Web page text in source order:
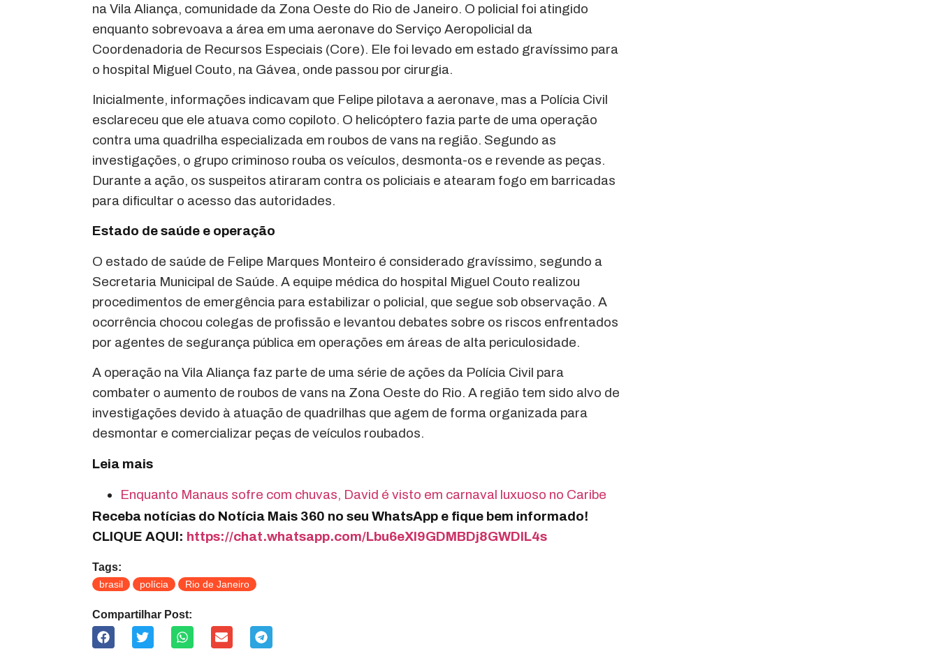
na Vila Aliança, comunidade da Zona Oeste do Rio de Janeiro. O policial foi atingido
enquanto sobrevoava a área em uma aeronave do Serviço Aeropolicial da
Coordenadoria de Recursos Especiais (Core). Ele foi levado em estado gravíssimo para
o hospital Miguel Couto, na Gávea, onde passou por cirurgia.
Inicialmente, informações indicavam que Felipe pilotava a aeronave, mas a Polícia Civil
esclareceu que ele atuava como copiloto. O helicóptero fazia parte de uma operação
contra uma quadrilha especializada em roubos de vans na região. Segundo as
investigações, o grupo criminoso rouba os veículos, desmonta-os e revende as peças.
Durante a ação, os suspeitos atiraram contra os policiais e atearam fogo em barricadas
para dificultar o acesso das autoridades.
Estado de saúde e operação
O estado de saúde de Felipe Marques Monteiro é considerado gravíssimo, segundo a
Secretaria Municipal de Saúde. A equipe médica do hospital Miguel Couto realizou
procedimentos de emergência para estabilizar o policial, que segue sob observação. A
ocorrência chocou colegas de profissão e levantou debates sobre os riscos enfrentados
por agentes de segurança pública em operações em áreas de alta periculosidade.
A operação na Vila Aliança faz parte de uma série de ações da Polícia Civil para
combater o aumento de roubos de vans na Zona Oeste do Rio. A região tem sido alvo de
investigações devido à atuação de quadrilhas que agem de forma organizada para
desmontar e comercializar peças de veículos roubados.
Leia mais
Enquanto Manaus sofre com chuvas, David é visto em carnaval luxuoso no Caribe
Receba notícias do Notícia Mais 360 no seu WhatsApp e fique bem informado!
CLIQUE AQUI: https://chat.whatsapp.com/Lbu6eXI9GDMBDj8GWDIL4s
Tags:
brasil polícia Rio de Janeiro
Compartilhar Post: